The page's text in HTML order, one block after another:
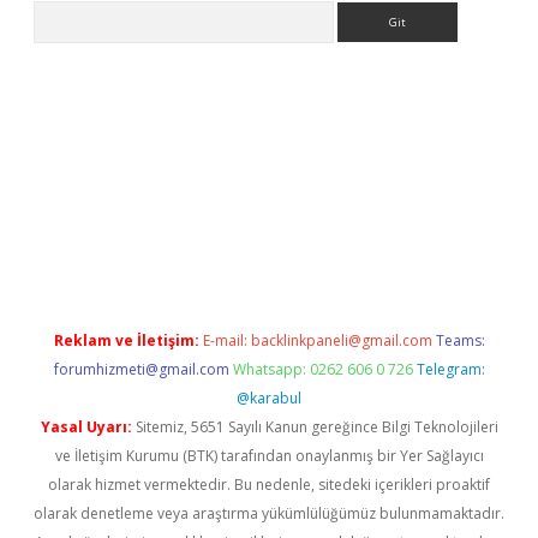
Reklam ve İletişim: E-mail: backlinkpaneli@gmail.com Teams:
forumhizmeti@gmail.com Whatsapp: 0262 606 0 726 Telegram:
@karabul
Yasal Uyarı: Sitemiz, 5651 Sayılı Kanun gereğince Bilgi Teknolojileri
ve İletişim Kurumu (BTK) tarafından onaylanmış bir Yer Sağlayıcı
olarak hizmet vermektedir. Bu nedenle, sitedeki içerikleri proaktif
olarak denetleme veya araştırma yükümlülüğümüz bulunmamaktadır.